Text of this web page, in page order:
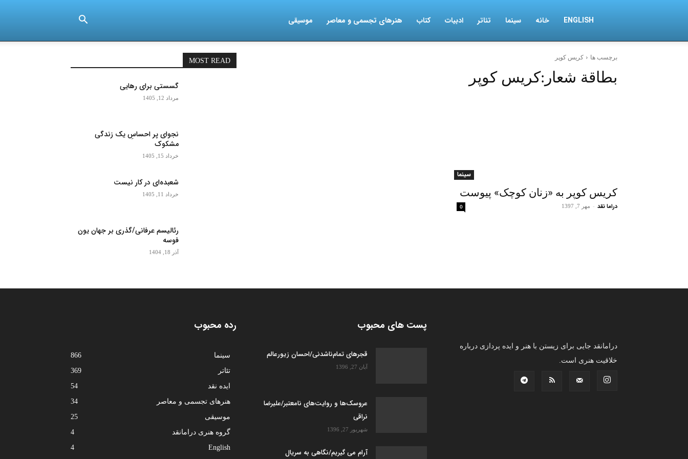
درامانقدENGLISH خانه سینما تئاتر ادبیات کتاب هنرهای تجسمی و معاصر موسیقی
برچسب ها کریس کوپر
بطاقة شعار:کریس کوپر
سینما
کریس کوپر به «زنان کوچک» پیوست
دراما نقد - مهر 7, 1397 0
MOST READ
گسستی برای رهایی
مرداد 12, 1405
نجوای پر احساسِ یک زندگی
مشکوک
خرداد 15, 1405
شعبده‌ای در کار نیست
خرداد 11, 1405
رئالیسم عرفانی/گذری بر جهان یون
فوسه
آذر 18, 1404
درامانقد جایی برای زیستن با هنر و ایده پردازی درباره
خلاقیت هنری است.
پست های محبوب
قجرهای تمام‌ناشدنی/احسان زیورعالم
آبان 27, 1396
عروسک­‌ها و روایت­‌های نامعتبر/علیرضا
نراقی
شهریور 27, 1396
آرام می گیریم/نگاهی به سریال
رده محبوب
سینما
866
تئاتر
369
ایده نقد
54
هنرهای تجسمی و معاصر
34
موسیقی
25
گروه هنری درامانقد
4
English
4